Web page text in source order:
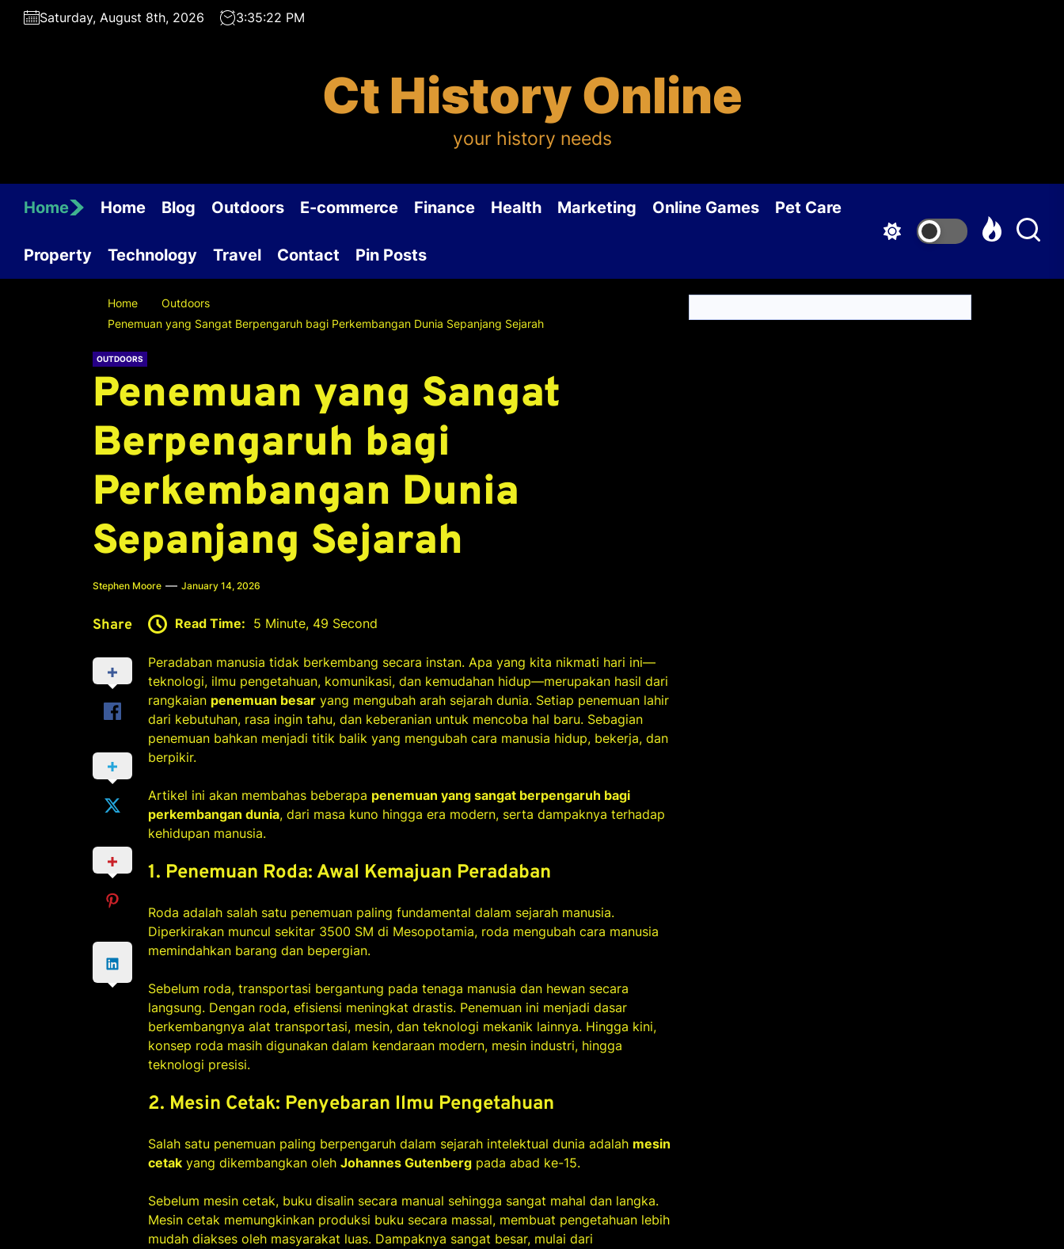
Skip
Saturday, August 8th, 2026 3:35:23 PM
Ct History Online
your history needs
Home Home Blog Outdoors E-commerce Finance Health Marketing Online Games Pet Care
Property Technology Travel Contact Pin Posts
Home
Outdoors
Penemuan yang Sangat Berpengaruh bagi Perkembangan Dunia Sepanjang Sejarah
OUTDOORS
Penemuan yang Sangat
Berpengaruh bagi
Perkembangan Dunia
Sepanjang Sejarah
Stephen Moore January 14, 2026
Share Read Time: 5 Minute, 49 Second
Peradaban manusia tidak berkembang secara instan. Apa yang kita nikmati hari ini—
teknologi, ilmu pengetahuan, komunikasi, dan kemudahan hidup—merupakan hasil dari
rangkaian penemuan besar yang mengubah arah sejarah dunia. Setiap penemuan lahir
dari kebutuhan, rasa ingin tahu, dan keberanian untuk mencoba hal baru. Sebagian
penemuan bahkan menjadi titik balik yang mengubah cara manusia hidup, bekerja, dan
berpikir.
Artikel ini akan membahas beberapa penemuan yang sangat berpengaruh bagi
perkembangan dunia, dari masa kuno hingga era modern, serta dampaknya terhadap
kehidupan manusia.
1. Penemuan Roda: Awal Kemajuan Peradaban
Roda adalah salah satu penemuan paling fundamental dalam sejarah manusia.
Diperkirakan muncul sekitar 3500 SM di Mesopotamia, roda mengubah cara manusia
memindahkan barang dan bepergian.
Sebelum roda, transportasi bergantung pada tenaga manusia dan hewan secara
langsung. Dengan roda, efisiensi meningkat drastis. Penemuan ini menjadi dasar
berkembangnya alat transportasi, mesin, dan teknologi mekanik lainnya. Hingga kini,
konsep roda masih digunakan dalam kendaraan modern, mesin industri, hingga
teknologi presisi.
2. Mesin Cetak: Penyebaran Ilmu Pengetahuan
Salah satu penemuan paling berpengaruh dalam sejarah intelektual dunia adalah mesin
cetak yang dikembangkan oleh Johannes Gutenberg pada abad ke-15.
Sebelum mesin cetak, buku disalin secara manual sehingga sangat mahal dan langka.
Mesin cetak memungkinkan produksi buku secara massal, membuat pengetahuan lebih
mudah diakses oleh masyarakat luas. Dampaknya sangat besar, mulai dari